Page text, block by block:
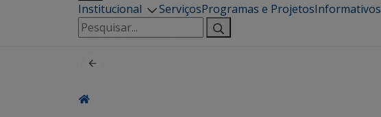
Institucional ServiçosProgramas e ProjetosInformativos
Pesquisar
por: